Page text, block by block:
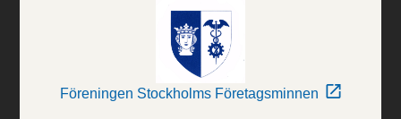
Föreningen Stockholms Företagsminnen